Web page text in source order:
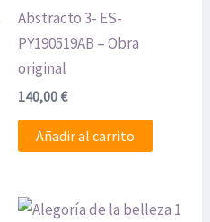
Abstracto 3- ES-
PY190519AB – Obra
original
140,00€
Añadir al carrito